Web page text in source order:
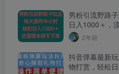
男粉引流野路
日入1000＋，
2年前
抖音弹幕最新
物打赏，轻松